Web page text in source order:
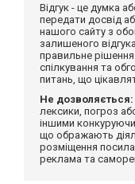
Відгук - це думка
передати досвід
нашого сайту з
залишеного
правильне
спілкування та
питань, що
Не дозволяється:
лексики, погроз
іншими
що ображають
розміщення
реклама та